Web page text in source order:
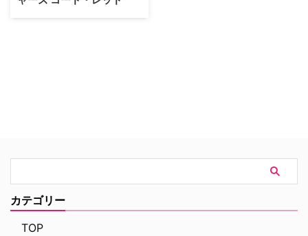
カテゴリー
TOP